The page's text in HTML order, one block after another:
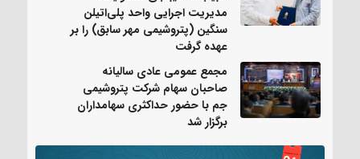
مدیریت اجرایی واحد پلی‌اتیلن
سنگین (پتروشیمی مهر سابق) را بر
عهده گرفت
مجمع عمومی عادی سالیانه
صاحبان سهام شرکت پتروشیمی
جم با حضور حداکثری سهامداران
برگزار شد